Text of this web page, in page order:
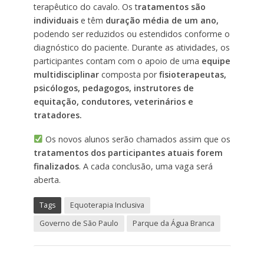
terapêutico do cavalo. Os tratamentos são
individuaise têm duração média de um ano,
podendo ser reduzidos ou estendidos conforme o
diagnóstico do paciente. Durante as atividades, os
participantes contam com o apoio de uma equipe
multidisciplinarcomposta porfisioterapeutas,
psicólogos, pedagogos, instrutores de
equitação, condutores, veterinários e
tratadores.
Os novos alunos serão chamados assim que os
tratamentos dos participantes atuais forem
finalizados. A cada conclusão, uma vaga será
aberta.
Tags
Equoterapia Inclusiva
Governo de São Paulo
Parque da Água Branca